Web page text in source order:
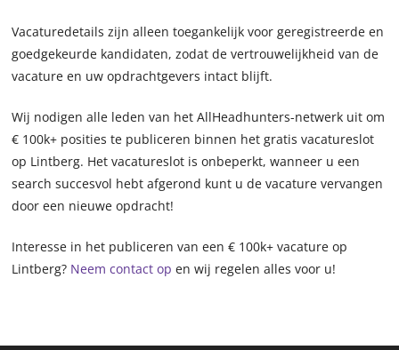
Vacaturedetails zijn alleen toegankelijk voor geregistreerde en
goedgekeurde kandidaten, zodat de vertrouwelijkheid van de
vacature en uw opdrachtgevers intact blijft.
Wij nodigen alle leden van het AllHeadhunters-netwerk uit om
€ 100k+ posities te publiceren binnen het gratis vacatureslot
op Lintberg. Het vacatureslot is onbeperkt, wanneer u een
search succesvol hebt afgerond kunt u de vacature vervangen
door een nieuwe opdracht!
Interesse in het publiceren van een € 100k+ vacature op
Lintberg? Neem contact op en wij regelen alles voor u!